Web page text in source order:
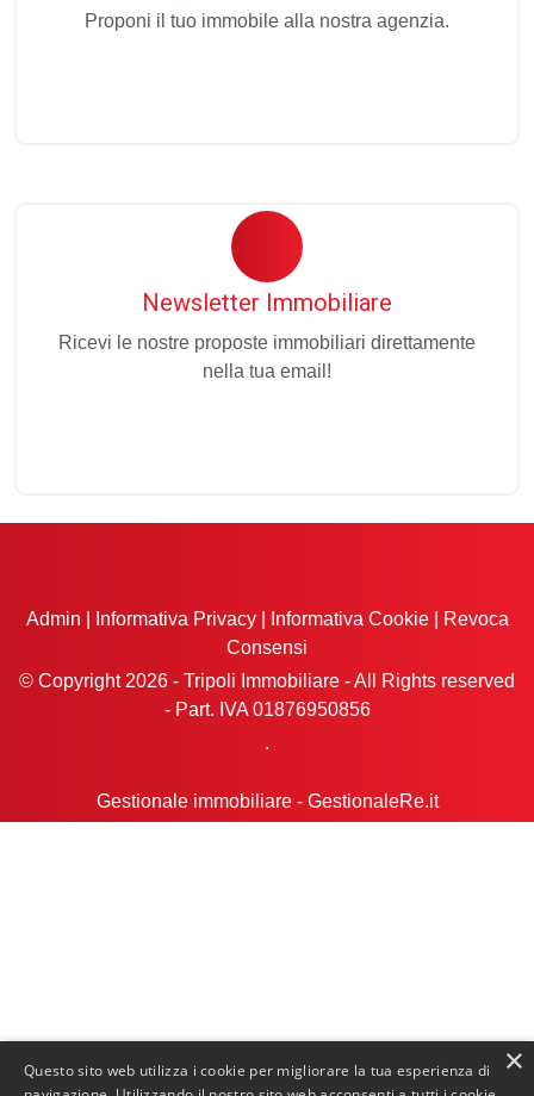
Proponi il tuo immobile alla nostra agenzia.
Newsletter Immobiliare
Ricevi le nostre proposte immobiliari direttamente
nella tua email!
Admin Informativa Privacy| Informativa Cookie|
Revoca
Consensi
© Copyright 2026 - Tripoli Immobiliare - All Rights reserved
- Part. IVA 01876950856
.
Gestionale immobiliare - GestionaleRe.it
×
Questo sito web utilizza i cookie per migliorare la tua esperienza di